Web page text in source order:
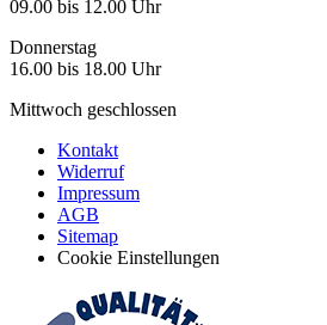
09.00 bis 12.00 Uhr
Donnerstag
16.00 bis 18.00 Uhr
Mittwoch geschlossen
Kontakt
Widerruf
Impressum
AGB
Sitemap
Cookie Einstellungen